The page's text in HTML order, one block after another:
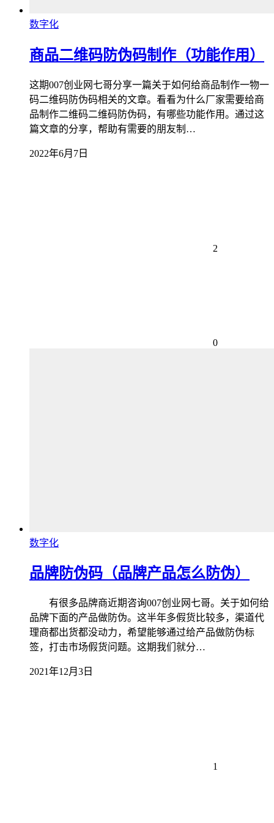
数字化
商品二维码防伪码制作（功能作用）
这期007创业网七哥分享一篇关于如何给商品制作一物一
码二维码防伪码相关的文章。看看为什么厂家需要给商
品制作二维码二维码防伪码，有哪些功能作用。通过这
篇文章的分享，帮助有需要的朋友制…
2022年6月7日
2
0
数字化
品牌防伪码（品牌产品怎么防伪）
有很多品牌商近期咨询007创业网七哥。关于如何给
品牌下面的产品做防伪。这半年多假货比较多，渠道代
理商都出货都没动力，希望能够通过给产品做防伪标
签，打击市场假货问题。这期我们就分…
2021年12月3日
1